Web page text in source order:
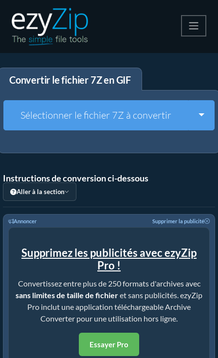
Décompresser
Autres outils
Convertir le fichier 7Z en GIF
Sélectionner le fichier 7Z à convertir
Instructions de conversion ci-dessous
Aller à la section
Annoncer Supprimer la publicité
Supprimez les publicités avec ezyZip
Pro !
Convertissez entre plus de 250 formats d'archives avec
sans limites de taille de fichieret sans publicités. ezyZip
Pro inclut une application téléchargeable Archive
Converter pour une utilisation hors ligne.
Essayer Pro